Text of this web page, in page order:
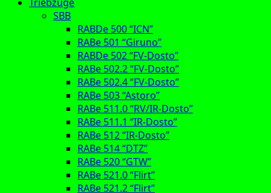
SBB
RABDe 500 “ICN”
RABe 501 “Giruno”
RABDe 502 “FV-Dosto”
RABe 502.2 “FV-Dosto”
RABe 502.4 “FV-Dosto”
RABe 503 “Astoro”
RABe 511.0 “RV/IR-Dosto”
RABe 511.1 “IR-Dosto”
RABe 512 “IR-Dosto”
RABe 514 “DTZ”
RABe 520 “GTW”
RABe 521.0 “Flirt”
RABe 521.2 “Flirt”